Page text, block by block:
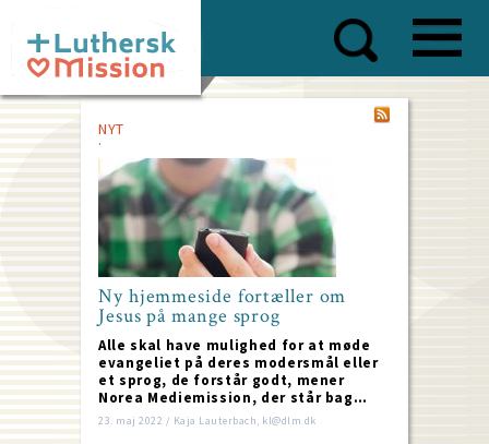
main
content
NYT
Ny hjemmeside fortæller om
Jesus på mange sprog
Alle skal have mulighed for at møde
evangeliet på deres modersmål eller
et sprog, de forstår godt, mener
Norea Mediemission, der står bag…
23. maj 2022 / Kaja Lauterbach, kl@dlm.dk